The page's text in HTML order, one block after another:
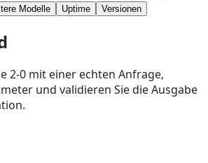
Modelle Uptime Versionen
2-0 mit einer echten Anfrage,
und validieren Sie die Ausgabe